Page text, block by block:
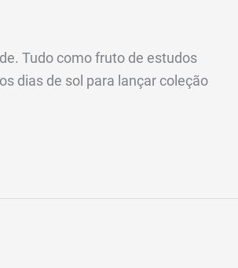
Tudo como fruto de estudos
dias de sol para lançar coleção